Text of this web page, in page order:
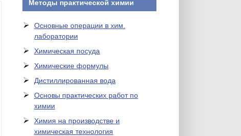
Методы практической химии
Основные операции в хим.
лаборатории
Химическая посуда
Химические формулы
Дистиллированная вода
Основы практических работ по
химии
Химия на производстве и
химическая технология